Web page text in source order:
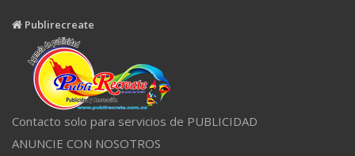
Publirecreate
Contacto solo para servicios de PUBLICIDAD
ANUNCIE CON NOSOTROS